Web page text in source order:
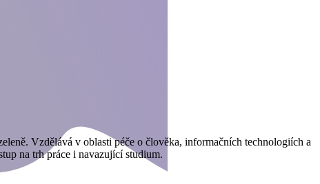
Vzdělává v oblasti péče o člověka, informačních technologiích a
na trh práce i navazující studium.